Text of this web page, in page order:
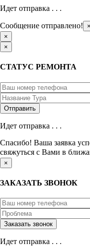
Идет отправка . . .
Сообщение отправлено!
×
×
×
СТАТУС РЕМОНТА
Идет отправка . . .
Спасибо! Ваша заявка
свяжуться с Вами в
×
ЗАКАЗАТЬ ЗВОНОК
Идет отправка . . .